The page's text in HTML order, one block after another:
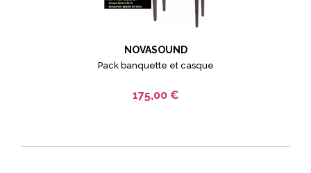
NOVASOUND
Pack banquette et casque
175,00 €